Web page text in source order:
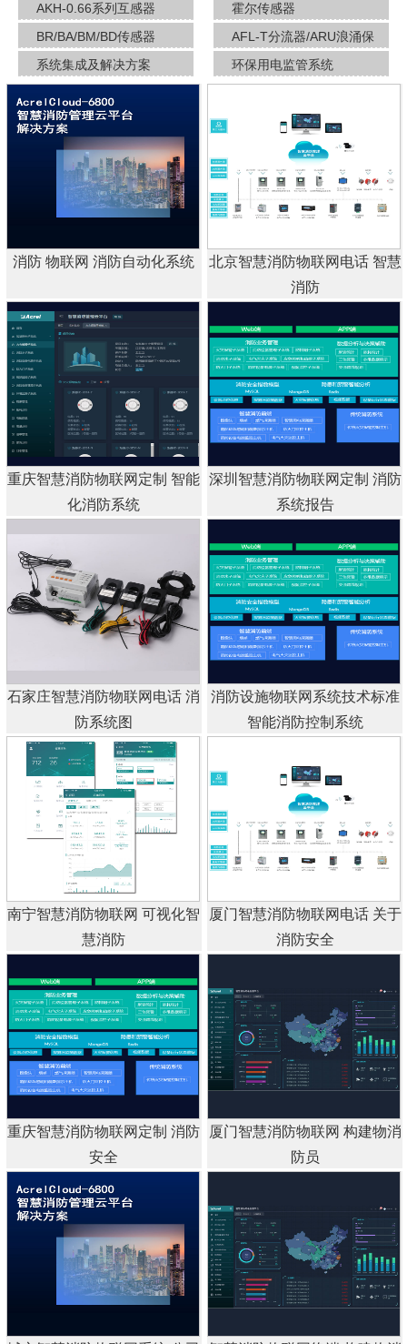
AKH-0.66系列互感器
霍尔传感器
BR/BA/BM/BD传感器
AFL-T分流器/ARU浪涌保
系统集成及解决方案
环保用电监管系统
消防 物联网 消防自动化系统
北京智慧消防物联网电话 智慧
消防
重庆智慧消防物联网定制 智能
化消防系统
深圳智慧消防物联网定制 消防
系统报告
石家庄智慧消防物联网电话 消
防系统图
消防设施物联网系统技术标准
智能消防控制系统
南宁智慧消防物联网 可视化智
慧消防
厦门智慧消防物联网电话 关于
消防安全
重庆智慧消防物联网定制 消防
安全
厦门智慧消防物联网 构建物消
防员